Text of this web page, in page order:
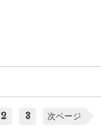
2 3 次ページ